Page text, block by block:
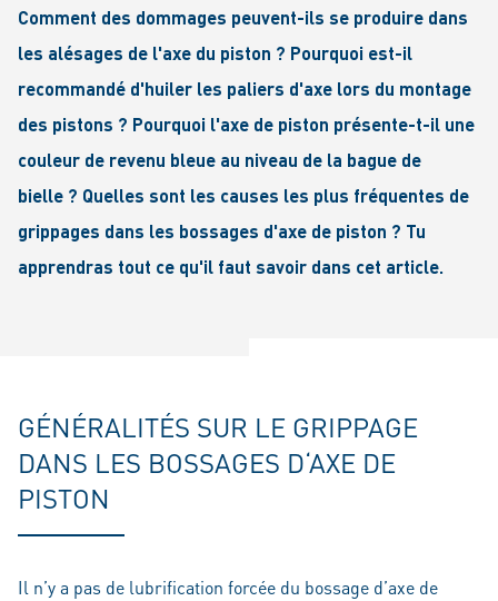
Comment des dommages peuvent-ils se produire dans
les alésages de l'axe du piston ? Pourquoi est-il
recommandé d'huiler les paliers d'axe lors du montage
des pistons ? Pourquoi l'axe de piston présente-t-il une
couleur de revenu bleue au niveau de la bague de
bielle ? Quelles sont les causes les plus fréquentes de
grippages dans les bossages d'axe de piston ? Tu
apprendras tout ce qu'il faut savoir dans cet article.
GÉNÉRALITÉS SUR LE GRIPPAGE
DANS LES BOSSAGES D‘AXE DE
PISTON
Il n’y a pas de lubrification forcée du bossage d’axe de